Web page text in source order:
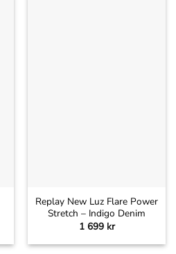
Replay New Luz Flare Power
Stretch – Indigo Denim
1 699 kr